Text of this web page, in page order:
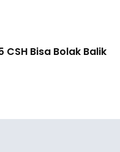
CSH Bisa Bolak Balik